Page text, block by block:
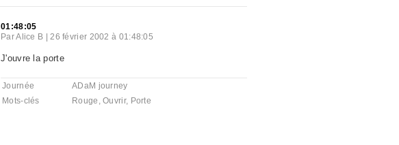
01:48:05
ParAlice B |26 février 2002 à 01:48:05
J'ouvre la porte
Journée
ADaM journey
Mots-clés
Rouge ,Ouvrir, Porte